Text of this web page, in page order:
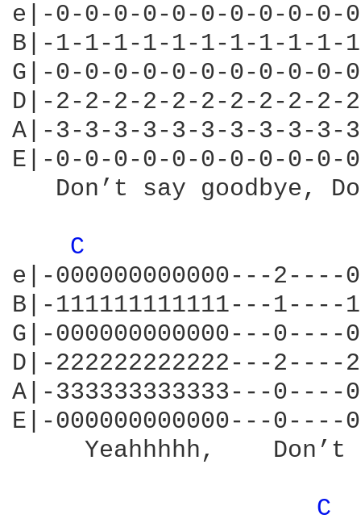
e|-0-0-0-0-0-0-0-0-0-
B|-1-1-1-1-1-1-1-1-1-
G|-0-0-0-0-0-0-0-0-0-
D|-2-2-2-2-2-2-2-2-2-
A|-3-3-3-3-3-3-3-3-3-
E|-0-0-0-0-0-0-0-0-0-
Don’t say goodbye,
C
e|-000000000000---
B|-111111111111---
G|-000000000000---
D|-222222222222---
A|-333333333333---
E|-000000000000---
Yeahhhhh,    Don’t
C